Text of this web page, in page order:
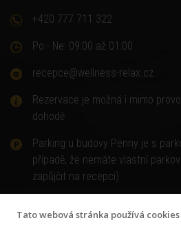
+420 777 711 322
Po - Ne: 09:00 až 01:00
recepce@wellness-relax.cz
Rezervace je možná i mimo
dohodě
Parking u budovy Penny je s
případě, že nemáte vlastní
zapůjčit na recepci)
Tato webová stránka používá cookies